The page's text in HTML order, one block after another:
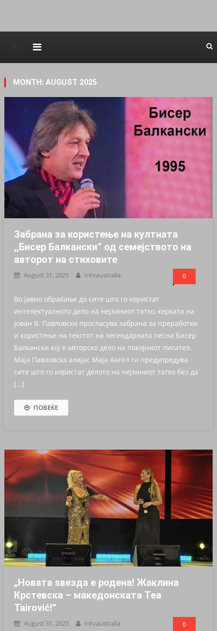
MONTH: AUGUST 2025
Забрана за користење на култната
,,Бисер Балкански” од семејството на
авторот на стиховите
August 31, 2025 Intvaustralia 0
Во јавно обраќање до сите што го користат
интелектуалното дело на нејзиниот татко, ќерката на
Јован В. Павловски прогласува забрана за преработки
и користење на текстот на легендарната песна Бисер
Балкански кој е авторско дело на покојниот писател.
Маја Павловска алијас Маја Ангел ги предупредува
сите што го користат делото на нејзиниот татко без да
[…]
ПОВЕЌЕ
„Новата ѕвезда е родена! Жаклина
Крстевска – македонската Tea
Tairović!“
August 31, 2025 Intvaustralia 0